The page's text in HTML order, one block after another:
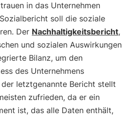
in das Unternehmen
soll die soziale
Der Nachhaltigkeitsbericht,
und sozialen Auswirkungen
Bilanz, um den
des Unternehmens
letztgenannte Bericht stellt
zufrieden, da er ein
ist, das alle Daten enthält,